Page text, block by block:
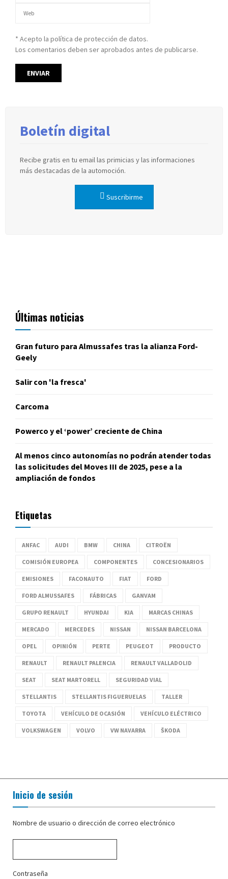
* Acepto la política de protección de datos.
Los comentarios deben ser aprobados antes de publicarse.
Boletín digital
Recibe gratis en tu email las primicias y las informaciones
más destacadas de la automoción.
Suscribirme
Últimas noticias
Gran futuro para Almussafes tras la alianza Ford-
Geely
Salir con 'la fresca'
Carcoma
Powerco y el ‘power’ creciente de China
Al menos cinco autonomías no podrán atender todas
las solicitudes del Moves III de 2025, pese a la
ampliación de fondos
Etiquetas
ANFAC AUDI BMW CHINA CITROËN
COMISIÓN EUROPEA COMPONENTES CONCESIONARIOS
EMISIONES FACONAUTO FIAT FORD
FORD ALMUSSAFES FÁBRICAS GANVAM
GRUPO RENAULT HYUNDAI KIA MARCAS CHINAS
MERCADO MERCEDES NISSAN NISSAN BARCELONA
OPEL OPINIÓN PERTE PEUGEOT PRODUCTO
RENAULT RENAULT PALENCIA RENAULT VALLADOLID
SEAT SEAT MARTORELL SEGURIDAD VIAL
STELLANTIS STELLANTIS FIGUERUELAS TALLER
TOYOTA VEHÍCULO DE OCASIÓN VEHÍCULO ELÉCTRICO
VOLKSWAGEN VOLVO VW NAVARRA ŠKODA
Inicio de sesión
Nombre de usuario o dirección de correo electrónico
Contraseña